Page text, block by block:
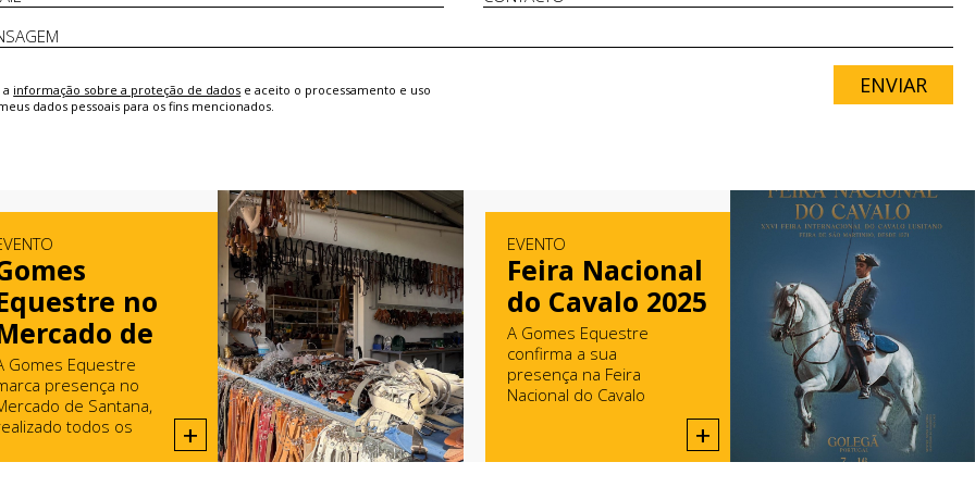
a informação sobre a proteção de dados e aceito o processamento e uso
dados pessoais para os fins mencionados.
ENVIAR
no
de
Gomes Equestre
presença no
de Santana,
todos os
+
EVENTO
Feira Nacional
do Cavalo 2025
A Gomes Equestre
confirma a sua
presença na Feira
Nacional do Cavalo
+